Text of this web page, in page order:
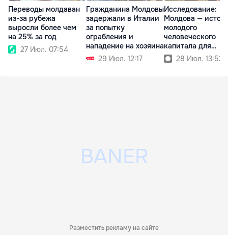
Переводы молдаван
из-за рубежа
выросли более чем
на 25% за год
27 Июл. 07:54
Гражданина Молдовы
задержали в Италии
за попытку
ограбления и
нападение на хозяина
29 Июл. 12:17
Исследование:
Молдова —
молодого
человеческого
капитала для
Румынии
28 Июл. 13:53
Разместить рекламу на сайте